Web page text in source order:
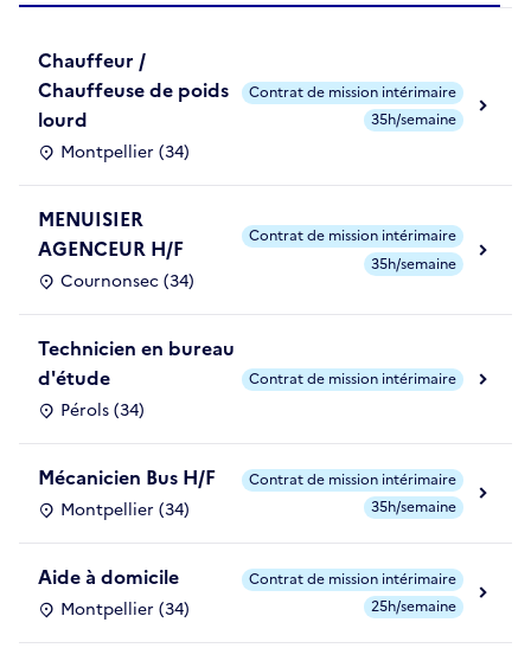
Chauffeur /
Chauffeuse de poids
lourd
Montpellier (34)
Contrat de mission intérimaire
35h/semaine
MENUISIER
AGENCEUR H/F
Cournonsec (34)
Contrat de mission intérimaire
35h/semaine
Technicien en bureau
d'étude
Pérols (34)
Contrat de mission intérimaire
Mécanicien Bus H/F
Montpellier (34)
Contrat de mission intérimaire
35h/semaine
Aide à domicile
Montpellier (34)
Contrat de mission intérimaire
25h/semaine